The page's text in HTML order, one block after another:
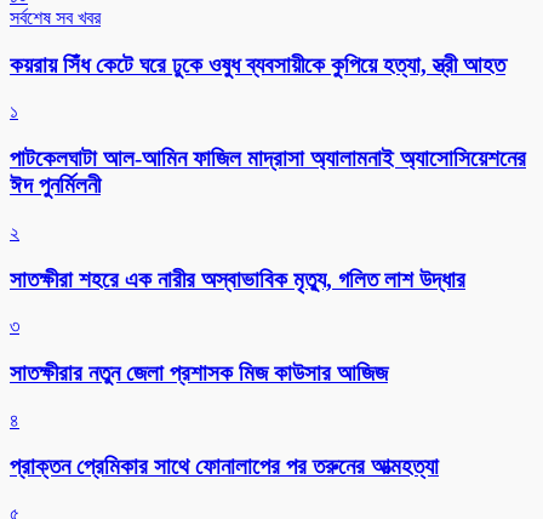
সর্বশেষ সব খবর
কয়রায় সিঁধ কেটে ঘরে ঢুকে ওষুধ ব্যবসায়ীকে কুপিয়ে হত্যা, স্ত্রী আহত
১
পাটকেলঘাটা আল-আমিন ফাজিল মাদ্রাসা অ্যালামনাই অ্যাসোসিয়েশনের
ঈদ পুনর্মিলনী
২
সাতক্ষীরা শহরে এক নারীর অস্বাভাবিক মৃত্যু, গলিত লাশ উদ্ধার
৩
সাতক্ষীরার নতুন জেলা প্রশাসক মিজ কাউসার আজিজ
৪
প্রাক্তন প্রেমিকার সাথে ফোনালাপের পর তরুনের আত্মহত্যা
৫